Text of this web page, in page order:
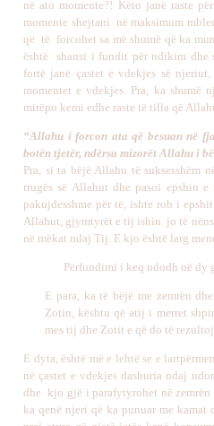
në ato momente?! Këto janë raste
momente shejtani në maksimum
që të forcohet sa më shumë që ka
është shansi i fundit për ndikim dhe
fortë janë çastet e vdekjes së
momentet e vdekjes. Pra, ka shumë
mirëpo kemi edhe raste të tilla që
“Allahu i forcon ata që besuan në
botën tjetër, ndërsa mizorët Allahu i
Pra, si ta bëjë Allahu të
rrugës së Allahut dhe pasoi epshin
pakujdesshme për të, ishte rob i
Allahut, gjymtyrët e tij ishin jo të
në mëkat ndaj Tij. E kjo është larg
Përfundimi i keq ndodh në dy
E para, ka të bëjë me zemrën
Zotin, kështu që atij i merret
mes tij dhe Zotit e që do të
E dyta, është më e lehtë se e
në çastet e vdekjes dashuria ndaj
dhe kjo gjë i parafytyrohet në zemrën
ka qenë njeri që ka punuar me kamat